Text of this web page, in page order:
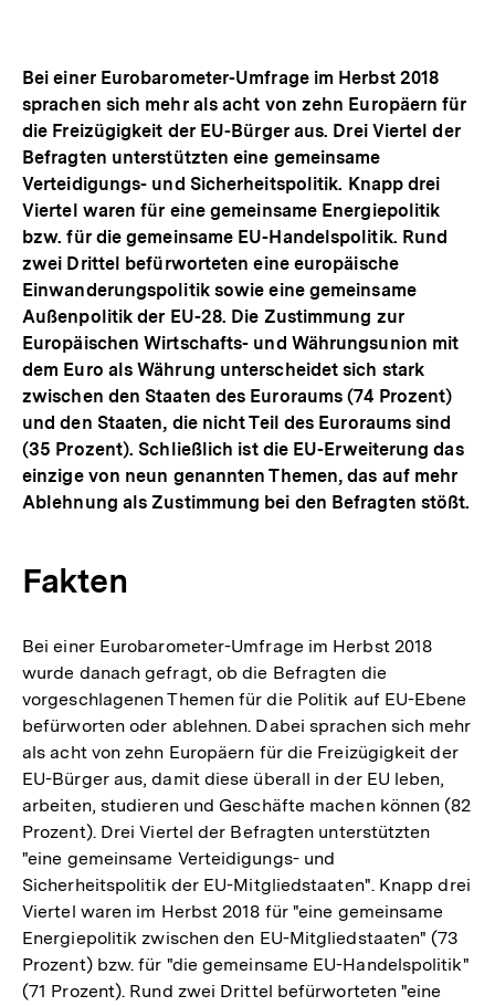
Bei einer Eurobarometer-Umfrage im Herbst 2018
sprachen sich mehr als acht von zehn Europäern für
die Freizügigkeit der EU-Bürger aus. Drei Viertel der
Befragten unterstützten eine gemeinsame
Verteidigungs- und Sicherheitspolitik. Knapp drei
Viertel waren für eine gemeinsame Energiepolitik
bzw. für die gemeinsame EU-Handelspolitik. Rund
zwei Drittel befürworteten eine europäische
Einwanderungspolitik sowie eine gemeinsame
Außenpolitik der EU-28. Die Zustimmung zur
Europäischen Wirtschafts- und Währungsunion mit
dem Euro als Währung unterscheidet sich stark
zwischen den Staaten des Euroraums (74 Prozent)
und den Staaten, die nicht Teil des Euroraums sind
(35 Prozent). Schließlich ist die EU-Erweiterung das
einzige von neun genannten Themen, das auf mehr
Ablehnung als Zustimmung bei den Befragten stößt.
Fakten
Bei einer Eurobarometer-Umfrage im Herbst 2018
wurde danach gefragt, ob die Befragten die
vorgeschlagenen Themen für die Politik auf EU-Ebene
befürworten oder ablehnen. Dabei sprachen sich mehr
als acht von zehn Europäern für die Freizügigkeit der
EU-Bürger aus, damit diese überall in der EU leben,
arbeiten, studieren und Geschäfte machen können (82
Prozent). Drei Viertel der Befragten unterstützten
"eine gemeinsame Verteidigungs- und
Sicherheitspolitik der EU-Mitgliedstaaten". Knapp drei
Viertel waren im Herbst 2018 für "eine gemeinsame
Energiepolitik zwischen den EU-Mitgliedstaaten" (73
Prozent) bzw. für "die gemeinsame EU-Handelspolitik"
(71 Prozent). Rund zwei Drittel befürworteten "eine